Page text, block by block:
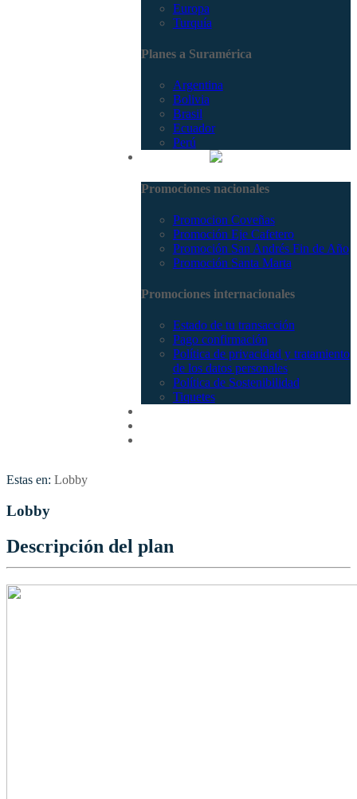
Europa
Turquía
Planes a Suramérica
Argentina
Bolivia
Brasil
Ecuador
Perú
Promociones nacionales
Promocion Coveñas
Promoción Eje Cafetero
Promoción San Andrés Fin de Año
Promoción Santa Marta
Promociones internacionales
Estado de tu transacción
Pago confirmación
Política de privacidad y tratamiento
de los datos personales
Política de Sostenibilidad
Tiquetes
Estas en: Lobby
Lobby
Descripción del plan